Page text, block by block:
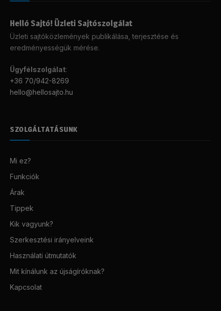
Helló Sajtó! Üzleti Sajtószolgálat
Üzleti sajtóközlemények publikálása, terjesztése és
eredményességük mérése.
Ügyfélszolgálat:
+36 70/942-8269
hello@hellosajto.hu
SZOLGÁLTATÁSUNK
Mi ez?
Funkciók
Árak
Tippek
Kik vagyunk?
Szerkesztési irányelveink
Használati útmutatók
Mit kínálunk az újságíróknak?
Kapcsolat